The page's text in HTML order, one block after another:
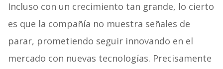
Incluso con un crecimiento tan grande, lo cierto
es que la compañía no muestra señales de
parar, prometiendo seguir innovando en el
mercado con nuevas tecnologías. Precisamente